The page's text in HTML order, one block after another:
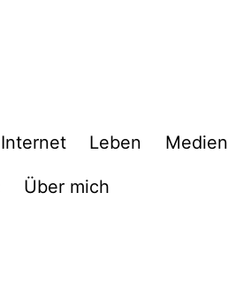
Internet Leben Medien
Über mich